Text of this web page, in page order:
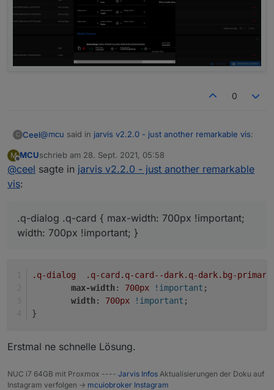
0
C Ceel@mcu said in jarvis v2.2.0 - just another remarkable vis:
@ceel Also für v3 wäre es:
	max-width: 700px !important;
	width: 700px !important;
welche du für Dein System brauchst .
Menü vom Widget:
M
Offline
MCUschrieb am 28. Sept. 2021, 05:58
zuletzt editiert von
@ceel sagte in jarvis v2.2.0 - just another remarkable
vis:
.q-dialog .q-card { max-width: 700px !important;
width: 700px !important; }
.q-dialog .q-card .q-card--dark.q-dark.bg-primary
max-width: 700px !important ;
width: 700px !important ;
}
Erstmal ne schnelle Lösung.
NUC i7 64GB mit Proxmox ---- Jarvis Infos Aktualisierungen der Doku auf
Instagram verfolgen -> mcuiobroker Instagram